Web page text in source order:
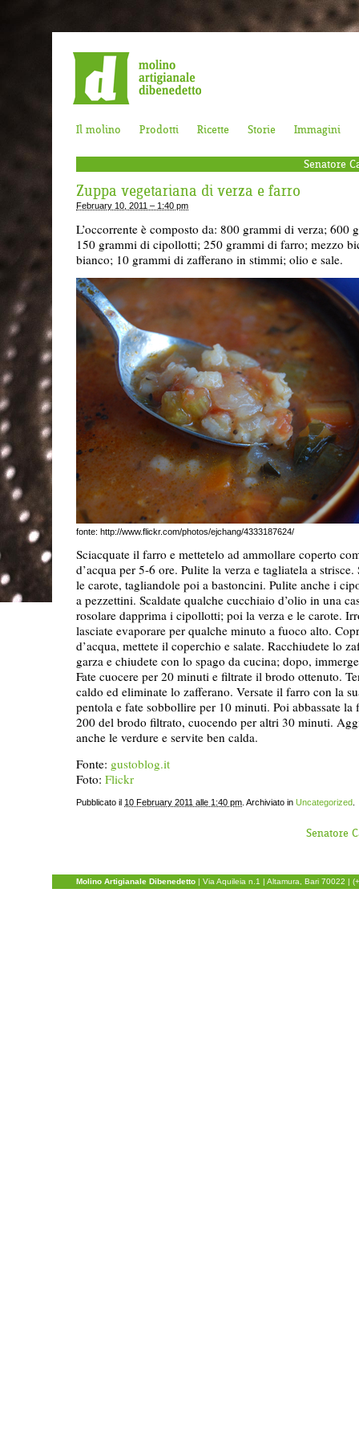
Il molino Prodotti Ricette Storie Immagini
Senatore
Zuppa vegetariana di verza e farro
February 10, 2011 – 1:40 pm
L’occorrente è composto da: 800 grammi di verza; 600
150 grammi di cipollotti; 250 grammi di farro; mezzo
bianco; 10 grammi di zafferano in stimmi; olio e sale.
fonte: http://www.flickr.com/photos/ejchang/4333187624/
Sciacquate il farro e mettetelo ad ammollare coperto
d’acqua per 5-6 ore. Pulite la verza e tagliatela a strisce.
le carote, tagliandole poi a bastoncini. Pulite anche i
a pezzettini. Scaldate qualche cucchiaio d’olio in una
rosolare dapprima i cipollotti; poi la verza e le carote.
lasciate evaporare per qualche minuto a fuoco alto.
d’acqua, mettete il coperchio e salate. Racchiudete lo
garza e chiudete con lo spago da cucina; dopo,
Fate cuocere per 20 minuti e filtrate il brodo ottenuto.
caldo ed eliminate lo zafferano. Versate il farro con la
pentola e fate sobbollire per 10 minuti. Poi abbassate la
200 del brodo filtrato, cuocendo per altri 30 minuti.
anche le verdure e servite ben calda.
Fonte: gustoblog.it
Foto: Flickr
Pubblicato il 10 February 2011 alle 1:40 pm . Archiviato in Uncategorized
Senatore
Molino Artigianale Dibenedetto | Via Aquileia n.1 | Altamura, Bari 70022 |